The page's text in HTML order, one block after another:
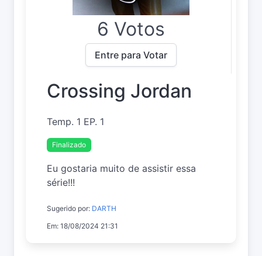
6 Votos
Entre para Votar
Crossing Jordan
Temp. 1 EP. 1
Finalizado
Eu gostaria muito de assistir essa
série!!!
Sugerido por: DARTH
Em: 18/08/2024 21:31